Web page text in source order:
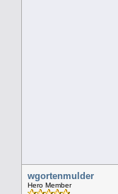
wgortenmulder
Hero Member